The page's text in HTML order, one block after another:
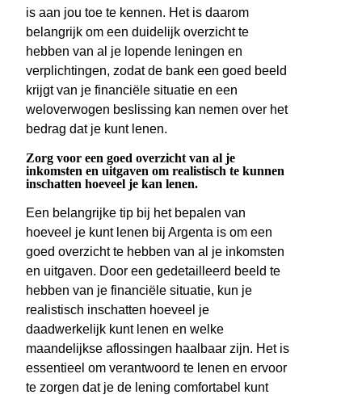
is aan jou toe te kennen. Het is daarom
belangrijk om een duidelijk overzicht te
hebben van al je lopende leningen en
verplichtingen, zodat de bank een goed beeld
krijgt van je financiële situatie en een
weloverwogen beslissing kan nemen over het
bedrag dat je kunt lenen.
Zorg voor een goed overzicht van al je
inkomsten en uitgaven om realistisch te kunnen
inschatten hoeveel je kan lenen.
Een belangrijke tip bij het bepalen van
hoeveel je kunt lenen bij Argenta is om een
goed overzicht te hebben van al je inkomsten
en uitgaven. Door een gedetailleerd beeld te
hebben van je financiële situatie, kun je
realistisch inschatten hoeveel je
daadwerkelijk kunt lenen en welke
maandelijkse aflossingen haalbaar zijn. Het is
essentieel om verantwoord te lenen en ervoor
te zorgen dat je de lening comfortabel kunt